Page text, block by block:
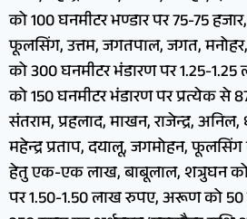
को 100 घनमीटर भण्डार पर 75-75
फूलसिंग, उत्तम, जगतपाल, जगत,
को 300 घनमीटर भंडारण पर 1.25-
को 150 घनमीटर भंडारण पर प्रत्येक से
संतराम, प्रहलाद, माखन, राजेन्द्र,
महेन्द्र प्रताप, दयालू, जगमोहन,
हेतु एक-एक लाख, बाबूलाल, शत्रुघन
पर 1.50-1.50 लाख रुपए, अरूण को 50